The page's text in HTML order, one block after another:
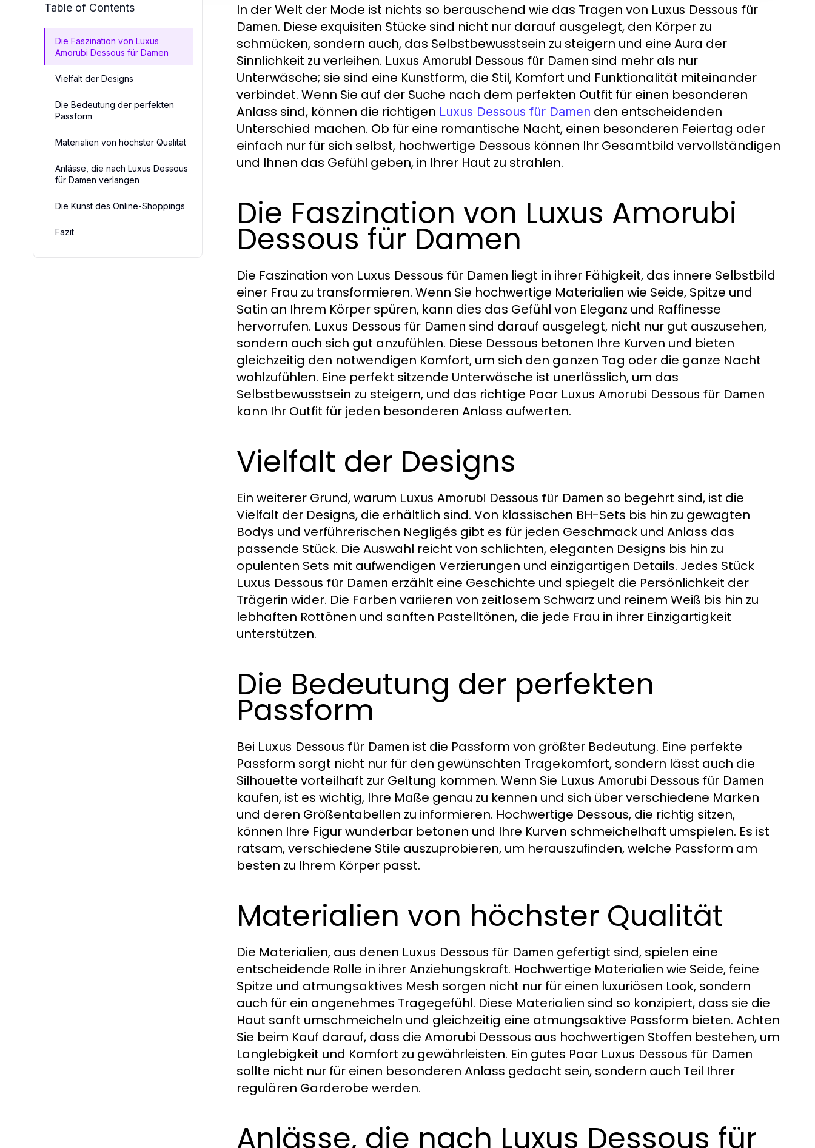
Table of Contents
Die Faszination von Luxus
Amorubi Dessous für Damen
Vielfalt der Designs
Die Bedeutung der perfekten
Passform
Materialien von höchster Qualität
Anlässe, die nach Luxus Dessous
für Damen verlangen
Die Kunst des Online-Shoppings
Fazit
In der Welt der Mode ist nichts so berauschend wie das Tragen von Luxus Dessous für
Damen. Diese exquisiten Stücke sind nicht nur darauf ausgelegt, den Körper zu
schmücken, sondern auch, das Selbstbewusstsein zu steigern und eine Aura der
Sinnlichkeit zu verleihen. Luxus Amorubi Dessous für Damen sind mehr als nur
Unterwäsche; sie sind eine Kunstform, die Stil, Komfort und Funktionalität miteinander
verbindet. Wenn Sie auf der Suche nach dem perfekten Outfit für einen besonderen
Anlass sind, können die richtigen Luxus Dessous für Damen den entscheidenden
Unterschied machen. Ob für eine romantische Nacht, einen besonderen Feiertag oder
einfach nur für sich selbst, hochwertige Dessous können Ihr Gesamtbild vervollständigen
und Ihnen das Gefühl geben, in Ihrer Haut zu strahlen.
Die Faszination von Luxus Amorubi
Dessous für Damen
Die Faszination von Luxus Dessous für Damen liegt in ihrer Fähigkeit, das innere Selbstbild
einer Frau zu transformieren. Wenn Sie hochwertige Materialien wie Seide, Spitze und
Satin an Ihrem Körper spüren, kann dies das Gefühl von Eleganz und Raffinesse
hervorrufen. Luxus Dessous für Damen sind darauf ausgelegt, nicht nur gut auszusehen,
sondern auch sich gut anzufühlen. Diese Dessous betonen Ihre Kurven und bieten
gleichzeitig den notwendigen Komfort, um sich den ganzen Tag oder die ganze Nacht
wohlzufühlen. Eine perfekt sitzende Unterwäsche ist unerlässlich, um das
Selbstbewusstsein zu steigern, und das richtige Paar Luxus Amorubi Dessous für Damen
kann Ihr Outfit für jeden besonderen Anlass aufwerten.
Vielfalt der Designs
Ein weiterer Grund, warum Luxus Amorubi Dessous für Damen so begehrt sind, ist die
Vielfalt der Designs, die erhältlich sind. Von klassischen BH-Sets bis hin zu gewagten
Bodys und verführerischen Negligés gibt es für jeden Geschmack und Anlass das
passende Stück. Die Auswahl reicht von schlichten, eleganten Designs bis hin zu
opulenten Sets mit aufwendigen Verzierungen und einzigartigen Details. Jedes Stück
Luxus Dessous für Damen erzählt eine Geschichte und spiegelt die Persönlichkeit der
Trägerin wider. Die Farben variieren von zeitlosem Schwarz und reinem Weiß bis hin zu
lebhaften Rottönen und sanften Pastelltönen, die jede Frau in ihrer Einzigartigkeit
unterstützen.
Die Bedeutung der perfekten
Passform
Bei Luxus Dessous für Damen ist die Passform von größter Bedeutung. Eine perfekte
Passform sorgt nicht nur für den gewünschten Tragekomfort, sondern lässt auch die
Silhouette vorteilhaft zur Geltung kommen. Wenn Sie Luxus Amorubi Dessous für Damen
kaufen, ist es wichtig, Ihre Maße genau zu kennen und sich über verschiedene Marken
und deren Größentabellen zu informieren. Hochwertige Dessous, die richtig sitzen,
können Ihre Figur wunderbar betonen und Ihre Kurven schmeichelhaft umspielen. Es ist
ratsam, verschiedene Stile auszuprobieren, um herauszufinden, welche Passform am
besten zu Ihrem Körper passt.
Materialien von höchster Qualität
Die Materialien, aus denen Luxus Dessous für Damen gefertigt sind, spielen eine
entscheidende Rolle in ihrer Anziehungskraft. Hochwertige Materialien wie Seide, feine
Spitze und atmungsaktives Mesh sorgen nicht nur für einen luxuriösen Look, sondern
auch für ein angenehmes Tragegefühl. Diese Materialien sind so konzipiert, dass sie die
Haut sanft umschmeicheln und gleichzeitig eine atmungsaktive Passform bieten. Achten
Sie beim Kauf darauf, dass die Amorubi Dessous aus hochwertigen Stoffen bestehen, um
Langlebigkeit und Komfort zu gewährleisten. Ein gutes Paar Luxus Dessous für Damen
sollte nicht nur für einen besonderen Anlass gedacht sein, sondern auch Teil Ihrer
regulären Garderobe werden.
Anlässe, die nach Luxus Dessous für